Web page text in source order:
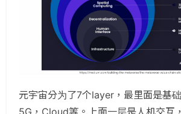
元宇宙分为了7个layer，最里面是基
5G，Cloud等。上面一层是人机交互